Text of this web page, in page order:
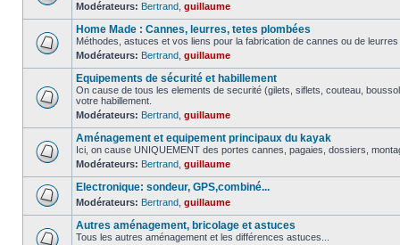
Modérateurs: Bertrand guillaume
Home Made : Cannes, leurres, tetes plombées
Méthodes, astuces et vos liens pour la fabrication de cannes ou de
Modérateurs: Bertrand guillaume
Equipements de sécurité et habillement
On cause de tous les elements de securité (gilets, siflets, couteau,
votre habillement.
Modérateurs: Bertrand guillaume
Aménagement et equipement principaux du kayak
Ici, on cause UNIQUEMENT des portes cannes, pagaies, dossiers,
Modérateurs: Bertrand guillaume
Electronique: sondeur, GPS,combiné...
Modérateurs: Bertrand guillaume
Autres aménagement, bricolage et astuces
Tous les autres aménagement et les différences astuces...